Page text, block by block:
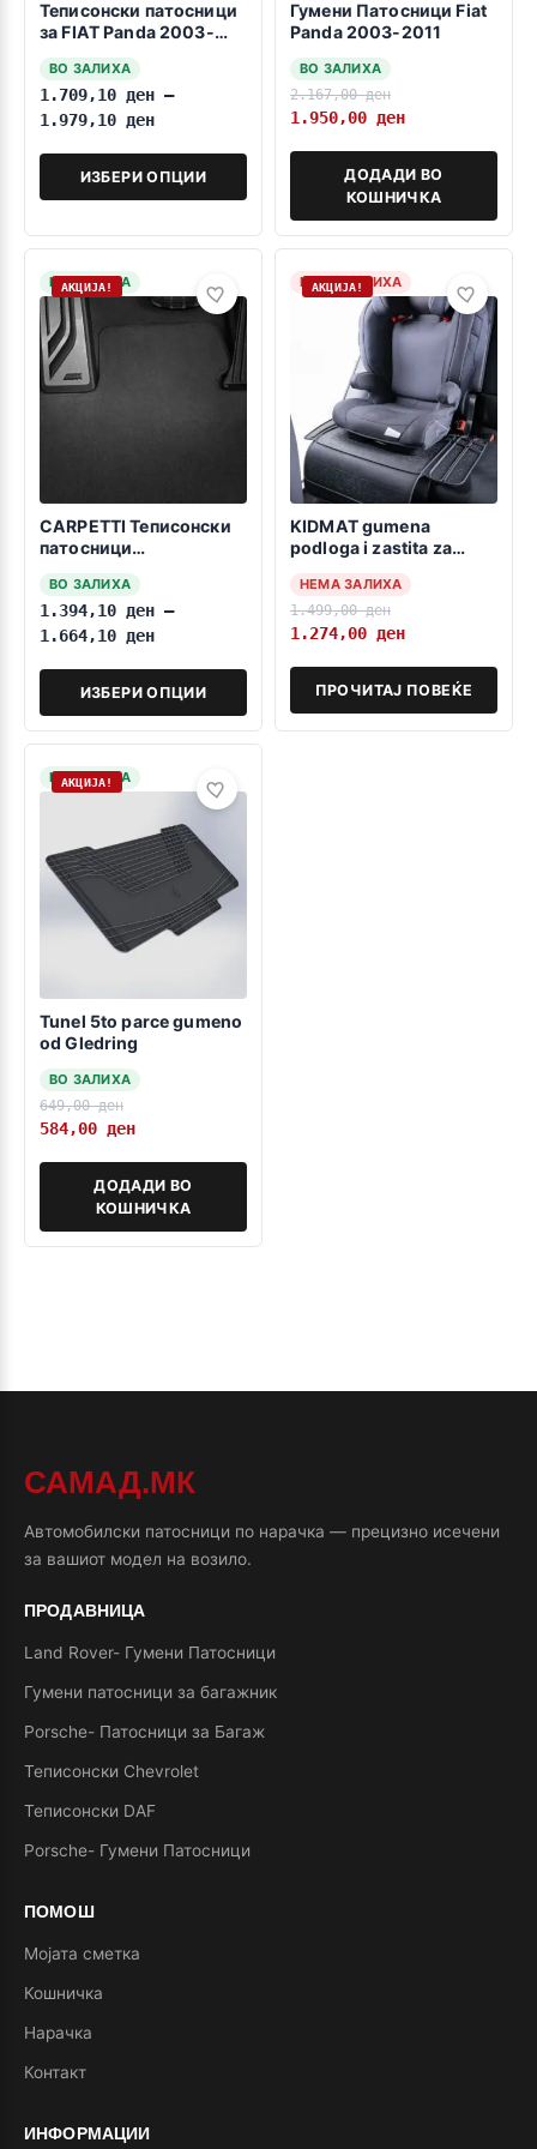
Теписонски патосници
за FIAT Panda 2003-
ВО ЗАЛИХА
1.709,10 ден –
1.979,10 ден
ИЗБЕРИ ОПЦИИ
Гумени Патосници Fiat
Panda 2003-2011
ВО ЗАЛИХА
2.167,00ден
1.950,00 ден
ДОДАДИ ВО
КОШНИЧКА
НА ЗАЛИХА
АКЦИЈА!
CARPETTI Теписонски
патосници
Панда ВАН 1+1
08.2003-01.2012
ВО ЗАЛИХА
1.394,10 ден –
1.664,10 ден
ИЗБЕРИ ОПЦИИ
НЕМА ЗАЛИХА
АКЦИЈА!
KIDMAT gumena
podloga i zastita za
НЕМА ЗАЛИХА
1.499,00ден
1.274,00 ден
ПРОЧИТАЈ ПОВЕЌЕ
НА ЗАЛИХА
АКЦИЈА!
Tunel 5to parce gumeno
od Gledring
ВО ЗАЛИХА
649,00ден
584,00 ден
ДОДАДИ ВО
КОШНИЧКА
САМАД.МК
Автомобилски патосници по нарачка — прецизно исечени
за вашиот модел на возило.
ПРОДАВНИЦА
Land Rover- Гумени Патосници
Гумени патосници за багажник
Porsche- Патосници за Багаж
Теписонски Chevrolet
Теписонски DAF
Porsche- Гумени Патосници
ПОМОШ
Мојата сметка
Кошничка
Нарачка
Контакт
ИНФОРМАЦИИ